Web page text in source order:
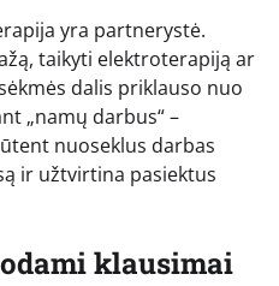
yra partnerystė.
taikyti elektroterapiją ar
dalis priklauso nuo
„namų darbus“ –
nuoseklus darbas
ir užtvirtina pasiektus
klausimai